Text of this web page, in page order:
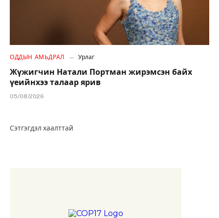
ОДДЫН АМЬДРАЛ Урлаг
Жүжигчин Натали Портман жирэмсэн байх
үеийнхээ талаар ярив
05/08/2026
Сэтгэгдэл хаалттай